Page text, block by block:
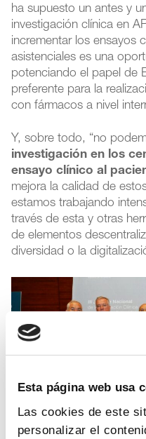
Esta página web usa
Las cookies de este
personalizar el
ha supuesto un antes y
investigación clínica en
incrementar los ensayos
asistenciales es una
potenciando el papel de
preferente para la
con fármacos a nivel
Y, sobre todo, “no
investigación en los
ensayo clínico al
mejora la calidad de
estamos trabajando
través de esta y otras
de elementos
diversidad o la